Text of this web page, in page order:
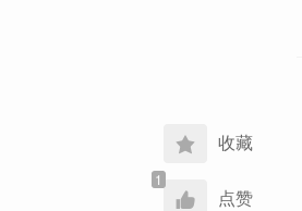
收藏
点赞